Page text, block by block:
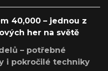
40,000 – jednou z
her na světě
– potřebné
i pokročilé techniky